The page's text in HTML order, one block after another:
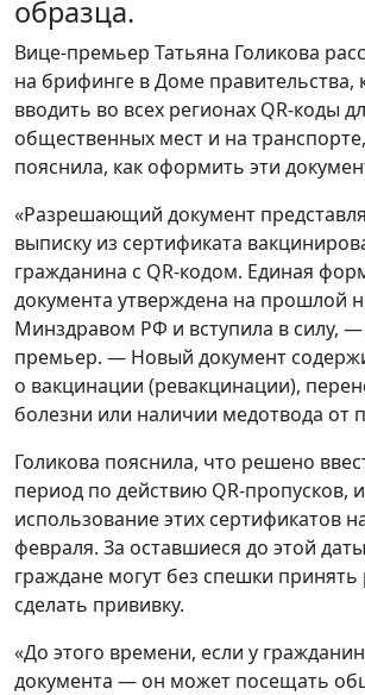
образца.
Вице-премьер Татьяна Голикова
на брифинге в Доме правительства,
вводить во всех регионах QR-коды
общественных мест и на
пояснила, как оформить эти
«Разрешающий документ
выписку из сертификата
гражданина с QR-кодом. Единая
документа утверждена на прошлой
Минздравом РФ и вступила в силу,
премьер. — Новый документ
о вакцинации (ревакцинации),
болезни или наличии медотвода от
Голикова пояснила, что решено
период по действию QR-пропусков,
использование этих сертификатов
февраля. За оставшиеся до этой
граждане могут без спешки
сделать прививку.
«До этого времени, если у
документа — он может посещать